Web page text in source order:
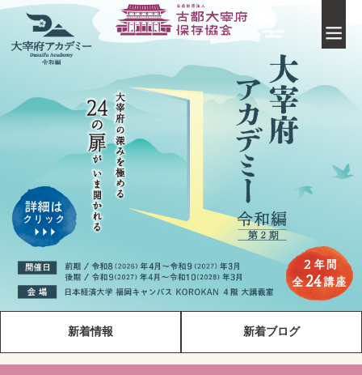
新着情報 新着ブログ